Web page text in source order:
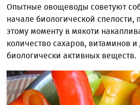
Опытные овощеводы советуют
начале биологической спелости,
этому моменту в мякоти
количество сахаров, витаминов и
биологически активных веществ.